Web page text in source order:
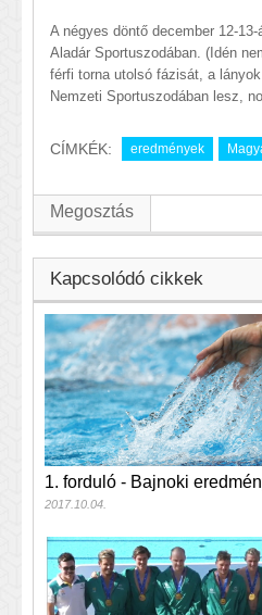
A négyes döntő december 12-
Aladár Sportuszodában. (Idén
férfi torna utolsó fázisát, a
Nemzeti Sportuszodában lesz,
CÍMKÉK: eredmények
Megosztás
Kapcsolódó cikkek
1. forduló - Bajnoki
2017.10.04.